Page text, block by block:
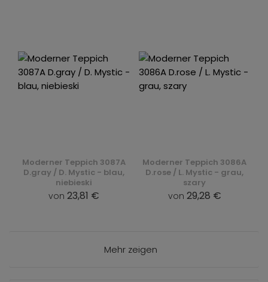
Moderner Teppich 3087A
D.gray / D. Mystic - blau,
niebieski
von 23,81 €
Moderner Teppich 3086A
D.rose / L. Mystic - grau,
szary
von 29,28 €
Mehr zeigen